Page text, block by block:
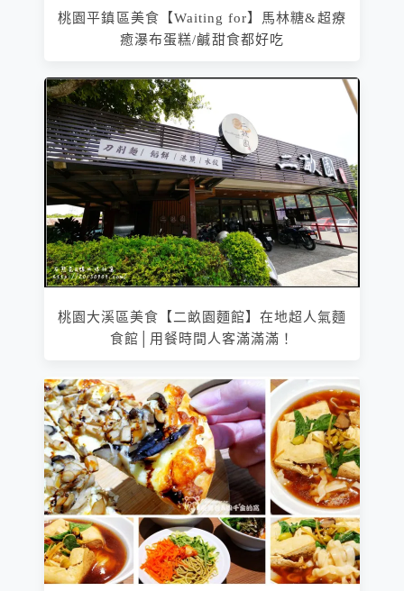
桃園平鎮區美食【Waiting for】馬林糖&超療
癒瀑布蛋糕/鹹甜食都好吃
桃園大溪區美食【二畝園麵館】在地超人氣麵
食館│用餐時間人客滿滿滿！